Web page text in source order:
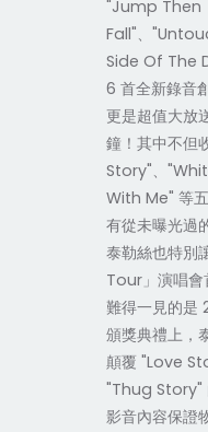
"Jump Then
Fall"、
Side Of The
6 首全新錄音
更是超值大放
鐘！其中不但
Story"、
With Me" 等
有從未曝光過
泰勒絲也特別
Tour」演唱會
難得一見的是
頒獎典禮上，
顛覆 "Love
"Thug Story"
影音內容保證